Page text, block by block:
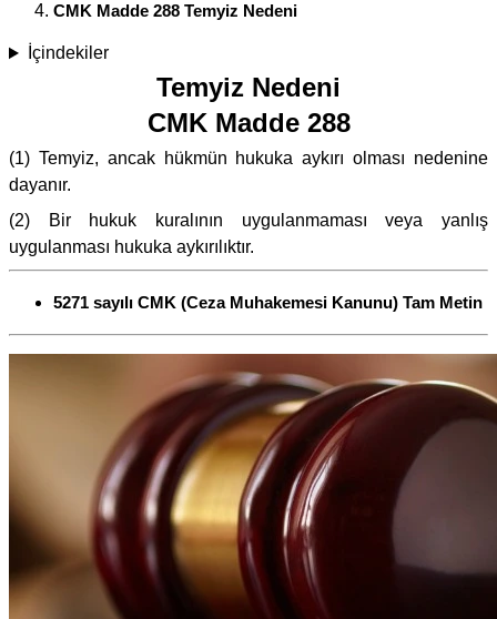
CMK Madde 288 Temyiz Nedeni
İçindekiler
Temyiz Nedeni
CMK Madde 288
(1) Temyiz, ancak hükmün hukuka aykırı olması nedenine
dayanır.
(2) Bir hukuk kuralının uygulanmaması veya yanlış
uygulanması hukuka aykırılıktır.
5271 sayılı CMK (Ceza Muhakemesi Kanunu) Tam Metin